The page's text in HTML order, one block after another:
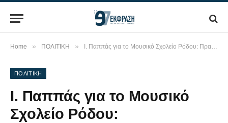
Home » ΠΟΛΙΤΙΚΗ » Ι. Παππάς για το Μουσικό Σχολείο Ρόδου: Πραγματικότητα η σύμβαση επέκτασης και συντήρησης
ΠΟΛΙΤΙΚΗ
Ι. Παππάς για το Μουσικό
Σχολείο Ρόδου: